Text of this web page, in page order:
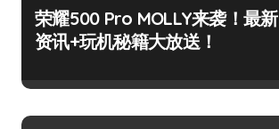
荣耀500 Pro MOLLY来袭！最新
资讯+玩机秘籍大放送！